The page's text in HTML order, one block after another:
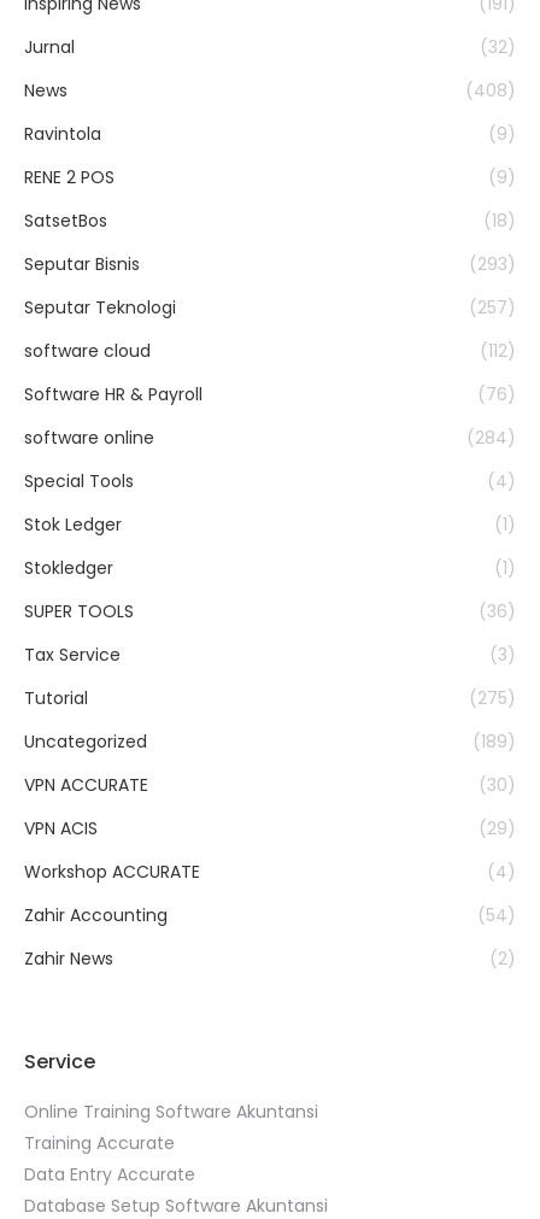
Jurnal
(32)
News
(408)
Ravintola
(9)
RENE 2 POS
(9)
SatsetBos
(18)
Seputar Bisnis
(293)
Seputar Teknologi
(257)
software cloud
(112)
Software HR & Payroll
(76)
software online
(284)
Special Tools
(4)
Stok Ledger
(1)
Stokledger
(1)
SUPER TOOLS
(36)
Tax Service
(3)
Tutorial
(275)
Uncategorized
(189)
VPN ACCURATE
(30)
VPN ACIS
(29)
Workshop ACCURATE
(4)
Zahir Accounting
(54)
Zahir News
(2)
Service
Online Training Software Akuntansi
Training Accurate
Data Entry Accurate
Database Setup Software Akuntansi